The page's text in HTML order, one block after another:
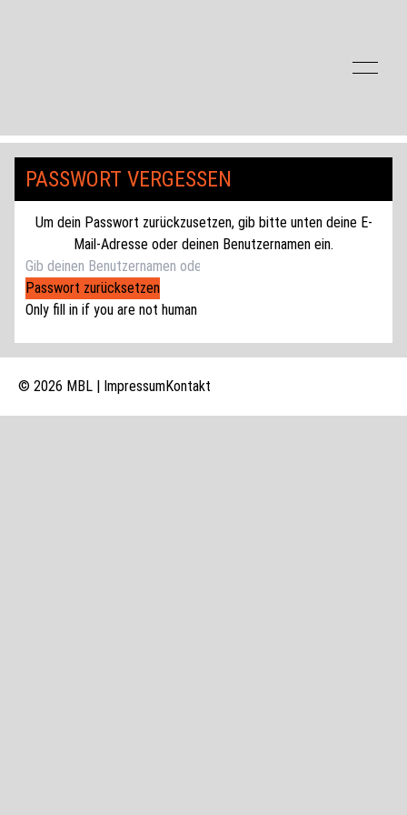
PASSWORT VERGESSEN
Um dein Passwort zurückzusetzen, gib bitte unten deine E-
Mail-Adresse oder deinen Benutzernamen ein.
Only fill in if you are not human
© 2026 MBL | ImpressumKontakt